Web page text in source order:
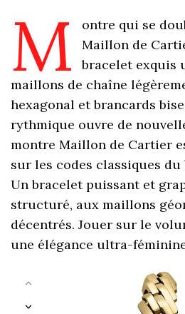
M
ontre qui se
Maillon de
bracelet exquis
maillons de chaîne
hexagonal et brancards
rythmique ouvre de
montre Maillon de Cartier
sur les codes classiques
Un bracelet puissant et
structuré, aux maillons
décentrés. Jouer sur le
une élégance ultra-